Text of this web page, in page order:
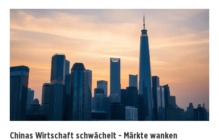
Chinas Wirtschaft schwächelt - Märkte wanken